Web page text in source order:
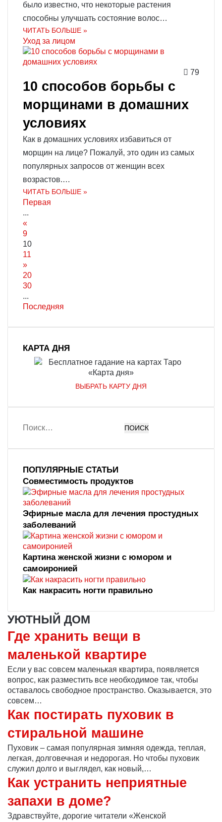
было известно, что некоторые растения
способны улучшать состояние волос…
ЧИТАТЬ БОЛЬШЕ »
Уход за лицом
79
10 способов борьбы с
морщинами в домашних
условиях
Как в домашних условиях избавиться от
морщин на лице? Пожалуй, это один из самых
популярных запросов от женщин всех
возрастов.…
ЧИТАТЬ БОЛЬШЕ »
Первая
...
«
9
10
11
»
20
30
...
Последняя
КАРТА ДНЯ
ВЫБРАТЬ КАРТУ ДНЯ
Найти:
ПОПУЛЯРНЫЕ СТАТЬИ
Совместимость продуктов
Эфирные масла для лечения простудных
заболеваний
Картина женской жизни с юмором и
самоиронией
Как накрасить ногти правильно
УЮТНЫЙ ДОМ
Где хранить вещи в
маленькой квартире
Если у вас совсем маленькая квартира, появляется
вопрос, как разместить все необходимое так, чтобы
оставалось свободное пространство. Оказывается, это
совсем…
Как постирать пуховик в
стиральной машине
Пуховик – самая популярная зимняя одежда, теплая,
легкая, долговечная и недорогая. Но чтобы пуховик
служил долго и выглядел, как новый,…
Как устранить неприятные
запахи в доме?
Здравствуйте, дорогие читатели «Женской